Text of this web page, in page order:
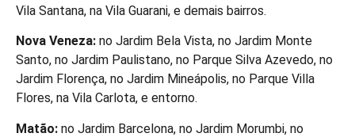
Vila Santana, na Vila Guarani, e demais bairros.
Nova Veneza: no Jardim Bela Vista, no Jardim Monte
Santo, no Jardim Paulistano, no Parque Silva Azevedo, no
Jardim Florença, no Jardim Mineápolis, no Parque Villa
Flores, na Vila Carlota, e entorno.
Matão: no Jardim Barcelona, no Jardim Morumbi, no